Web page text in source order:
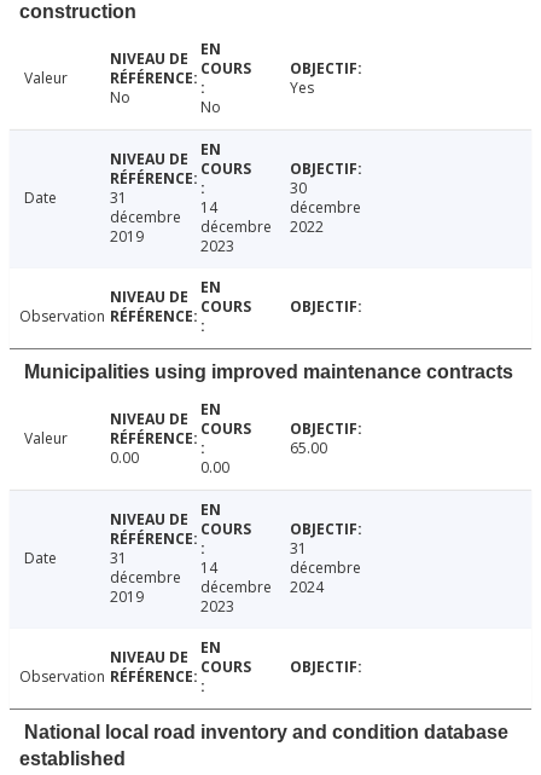
construction
Valeur
No
No
Yes
Date
31
décembre
2019
14
décembre
2023
30
décembre
2022
Observation
Municipalities using improved maintenance contracts
Valeur
0.00
0.00
65.00
Date
31
décembre
2019
14
décembre
2023
31
décembre
2024
Observation
National local road inventory and condition database
established